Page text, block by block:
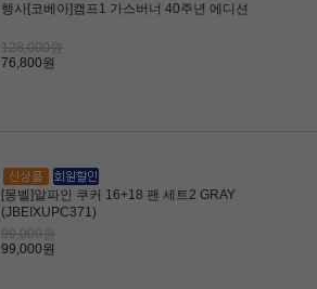
행사[코베아]캠프1 가스버너 40주년 에디션
128,000원
76,800원
[몽벨]알파인 쿠커 16+18 팬 세트2 GRAY
(JBEIXUPC371)
99,000원
99,000원